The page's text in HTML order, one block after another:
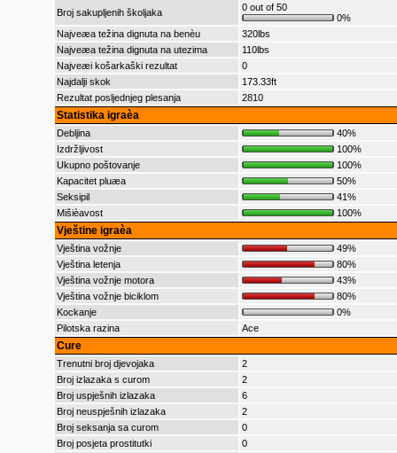
Broj sakupljenih školjaka
0 out of 50
0%
Najveæa težina dignuta na benèu
320lbs
Najveæa težina dignuta na utezima
110lbs
Najveæi košarkaški rezultat
0
Najdalji skok
173.33ft
Rezultat posljednjeg plesanja
2810
Statistika igraèa
Debljina
40%
Izdržljivost
100%
Ukupno poštovanje
100%
Kapacitet pluæa
50%
Seksipil
41%
Mišièavost
100%
Vještine igraèa
Vještina vožnje
49%
Vještina letenja
80%
Vještina vožnje motora
43%
Vještina vožnje biciklom
80%
Kockanje
0%
Pilotska razina
Ace
Cure
Trenutni broj djevojaka
2
Broj izlazaka s curom
2
Broj uspješnih izlazaka
6
Broj neuspješnih izlazaka
2
Broj seksanja sa curom
0
Broj posjeta prostitutki
0